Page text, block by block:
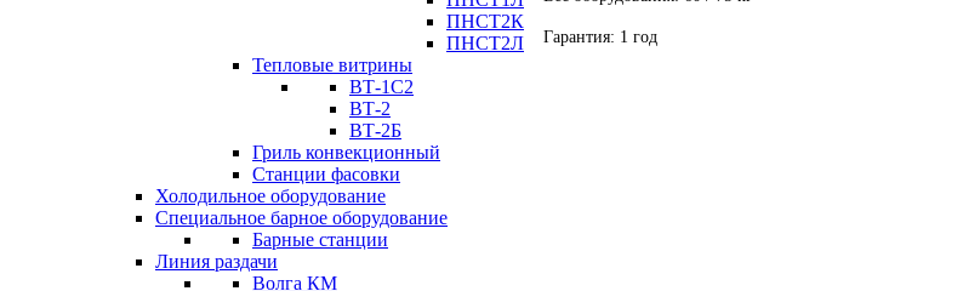
ПНСТ2К
ПНСТ2Л
Тепловые витрины
ВТ-1С2
ВТ-2
ВТ-2Б
Гриль конвекционный
Станции фасовки
Холодильное оборудование
Специальное барное оборудование
Барные станции
Линия раздачи
Волга КМ
Гарантия: 1 год